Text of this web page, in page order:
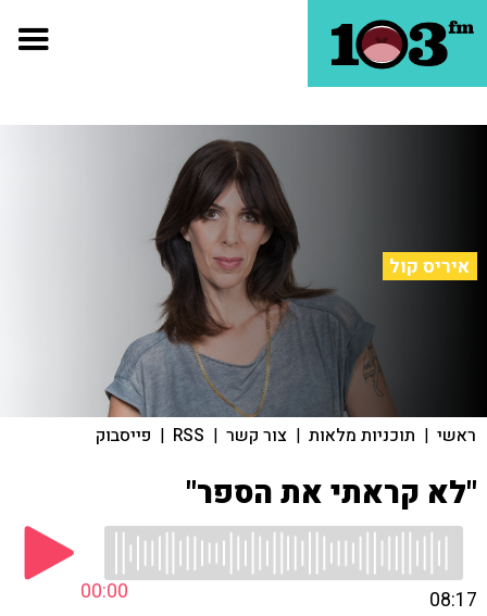
איריס קול
ראשי | תוכניות מלאות | צור קשר |
RSS
| פייסבוק
"לא קראתי את הספר"
00:00 08:17